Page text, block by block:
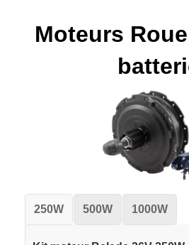
Moteurs
250W 500W 1000W